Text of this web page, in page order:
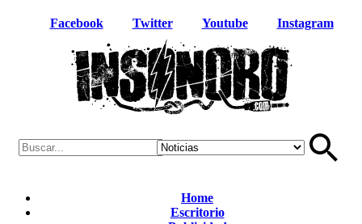
Facebook Twitter Youtube Instagram
Home
Escritorio